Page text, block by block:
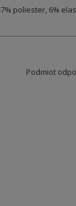
poliester, 6%
Podmiot